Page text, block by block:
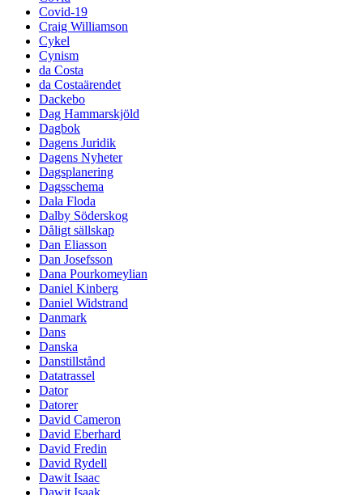
Covid-19
Craig Williamson
Cykel
Cynism
da Costa
da Costaärendet
Dackebo
Dag Hammarskjöld
Dagbok
Dagens Juridik
Dagens Nyheter
Dagsplanering
Dagsschema
Dala Floda
Dalby Söderskog
Dåligt sällskap
Dan Eliasson
Dan Josefsson
Dana Pourkomeylian
Daniel Kinberg
Daniel Widstrand
Danmark
Dans
Danska
Danstillstånd
Datatrassel
Dator
Datorer
David Cameron
David Eberhard
David Fredin
David Rydell
Dawit Isaac
Dawit Isaak